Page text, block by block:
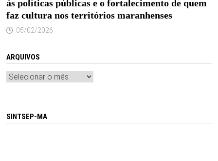
às políticas públicas e o fortalecimento de quem
faz cultura nos territórios maranhenses
05/02/2026
ARQUIVOS
Arquivos
SINTSEP-MA